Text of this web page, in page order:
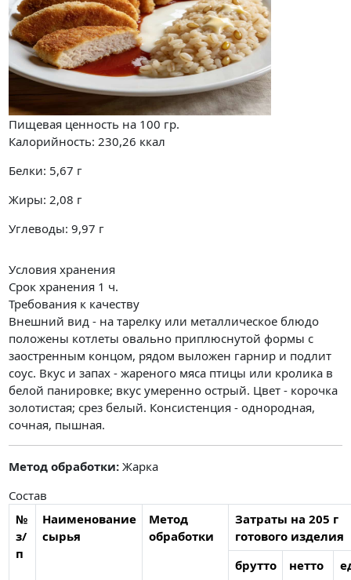
Пищевая ценность на 100 гр.
Калорийность: 230,26 ккал
Белки: 5,67 г
Жиры: 2,08 г
Углеводы: 9,97 г
Условия хранения
Срок хранения 1 ч.
Требования к качеству
Внешний вид - на тарелку или металлическое блюдо
положены котлеты овально приплюснутой формы с
заостренным концом, рядом выложен гарнир и подлит
соус. Вкус и запах - жареного мяса птицы или кролика в
белой панировке; вкус умеренно острый. Цвет - корочка
золотистая; срез белый. Консистенция - однородная,
сочная, пышная.
Метод обработки: Жарка
Состав
№
з/
п
Наименование
сырья
Метод
обработки
Затраты на 205 г
готового изделия
брутто
нетто